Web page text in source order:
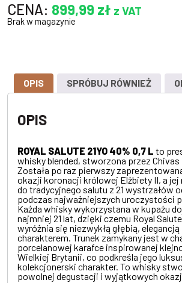
CENA: 899,99 zł z VAT
Brak w magazynie
OPIS SPRÓBUJ RÓWNIEŻ
OPIS
ROYAL SALUTE 21YO 40% 0,7 L to
whisky blended, stworzona przez
Została po raz pierwszy
okazji koronacji królowej Elżbiety II, a jej
do tradycyjnego salutu z 21 wystrzałów
podczas najważniejszych uroczystości
Każda whisky wykorzystana w kupażu
najmniej 21 lat, dzięki czemu Royal Salute
wyróżnia się niezwykłą głębią,
charakterem. Trunek zamykany jest w
porcelanowej karafce inspirowanej
Wielkiej Brytanii, co podkreśla jego
kolekcjonerski charakter. To whisky
powolnej degustacji i wyjątkowych